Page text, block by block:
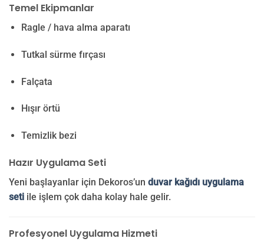
Temel Ekipmanlar
Ragle / hava alma aparatı
Tutkal sürme fırçası
Falçata
Hışır örtü
Temizlik bezi
Hazır Uygulama Seti
Yeni başlayanlar için Dekoros’un duvar kağıdı uygulama
seti ile işlem çok daha kolay hale gelir.
Profesyonel Uygulama Hizmeti